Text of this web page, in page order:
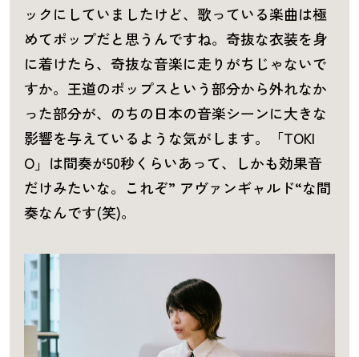
ックにしていましたけど、歌っている楽曲は極
めてポップだと思うんですね。奇抜な衣装を身
に着けたら、奇抜な音楽に走りがちじゃないで
すか。王道のポップスという部分から外れなか
った部分が、のちの日本の音楽シーンに大きな
影響を与えているような気がします。「TOKI
O」は間奏が50秒くらいあって、しかも効果音
だけみたいな。これぞ” アヴァンギャルド“な間
奏なんです(笑)。